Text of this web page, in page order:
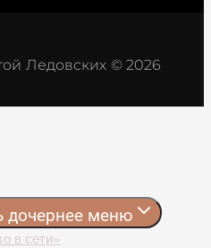
Ледовских © 2026
дочернее меню
в сети»